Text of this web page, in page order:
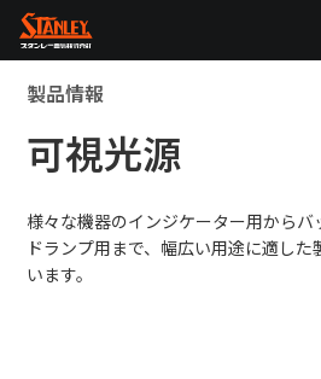
TOP
企業情報
テクノロジー
製品情報
可視光源
様々な機器のインジケーター用からバ
ドランプ用まで、幅広い用途に適し
います。